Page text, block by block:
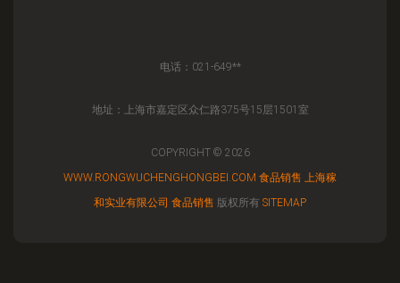
电话：021-649**
地址：上海市嘉定区众仁路375号15层1501室
COPYRIGHT © 2026
WWW.RONGWUCHENGHONGBEI.COM 食品销售 上海稼
和实业有限公司 食品销售 版权所有 SITEMAP